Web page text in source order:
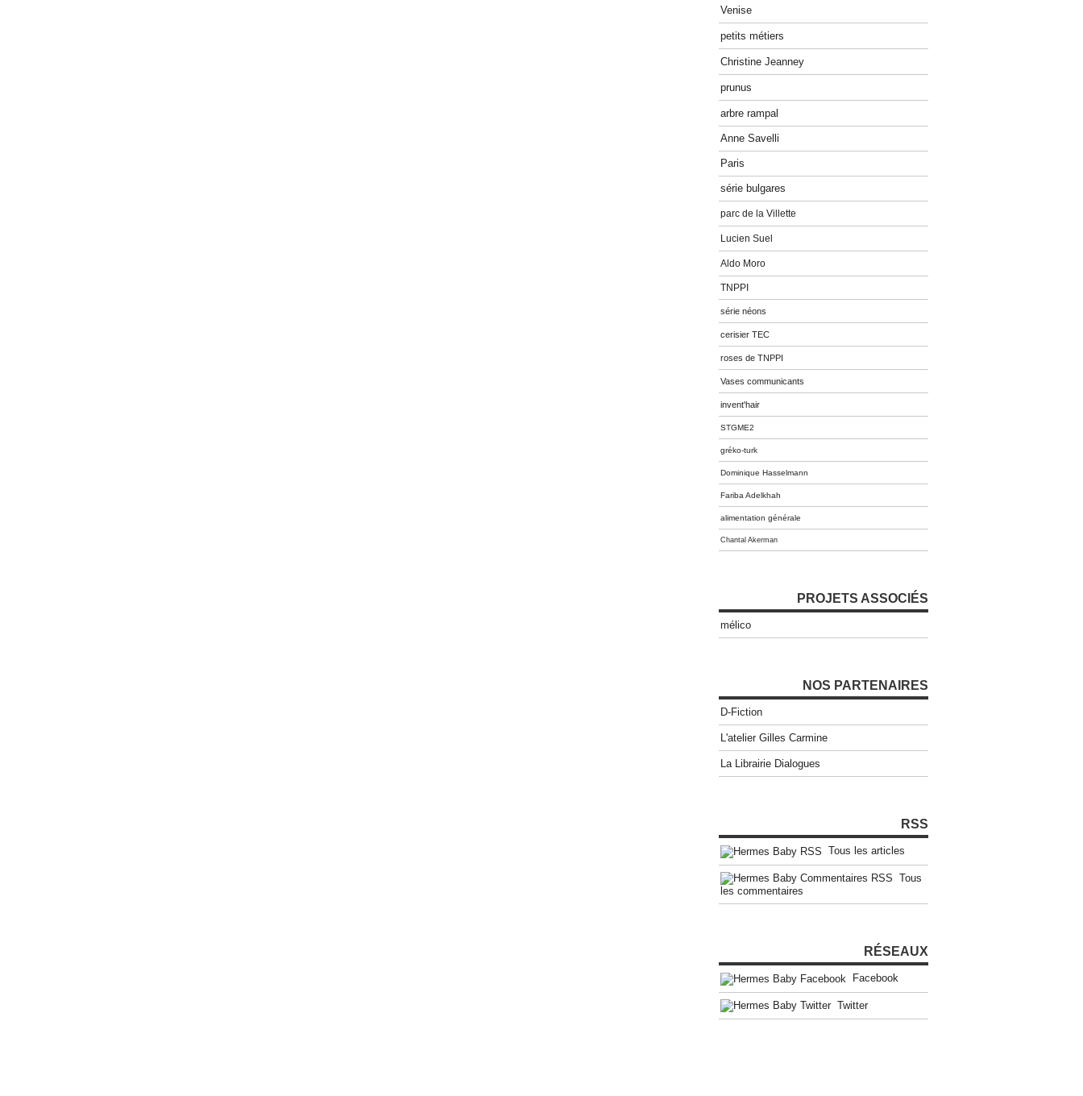
Venise
petits métiers
Christine Jeanney
prunus
arbre rampal
Anne Savelli
Paris
série bulgares
parc de la Villette
Lucien Suel
Aldo Moro
TNPPI
série néons
cerisier TEC
roses de TNPPI
Vases communicants
invent'hair
STGME2
gréko-turk
Dominique Hasselmann
Fariba Adelkhah
alimentation générale
Chantal Akerman
PROJETS ASSOCIÉS
mélico
NOS PARTENAIRES
D-Fiction
L'atelier Gilles Carmine
La Librairie Dialogues
RSS
Tous les articles
Tous
les commentaires
RÉSEAUX
Facebook
Twitter